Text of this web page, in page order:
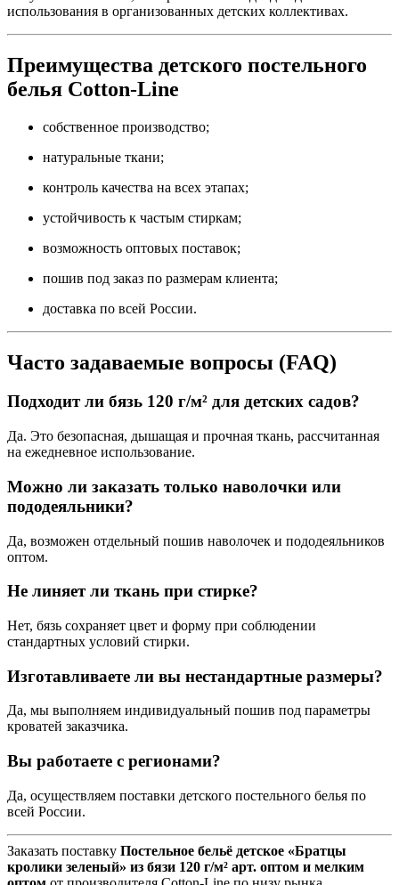
использования в организованных детских коллективах.
Преимущества детского постельного
белья Cotton-Line
собственное производство;
натуральные ткани;
контроль качества на всех этапах;
устойчивость к частым стиркам;
возможность оптовых поставок;
пошив под заказ по размерам клиента;
доставка по всей России.
Часто задаваемые вопросы (FAQ)
Подходит ли бязь 120 г/м² для детских садов?
Да. Это безопасная, дышащая и прочная ткань, рассчитанная
на ежедневное использование.
Можно ли заказать только наволочки или
пододеяльники?
Да, возможен отдельный пошив наволочек и пододеяльников
оптом.
Не линяет ли ткань при стирке?
Нет, бязь сохраняет цвет и форму при соблюдении
стандартных условий стирки.
Изготавливаете ли вы нестандартные размеры?
Да, мы выполняем индивидуальный пошив под параметры
кроватей заказчика.
Вы работаете с регионами?
Да, осуществляем поставки детского постельного белья по
всей России.
Заказать поставку Постельное бельё детское «Братцы
кролики зеленый» из бязи 120 г/м² арт. оптом и мелким